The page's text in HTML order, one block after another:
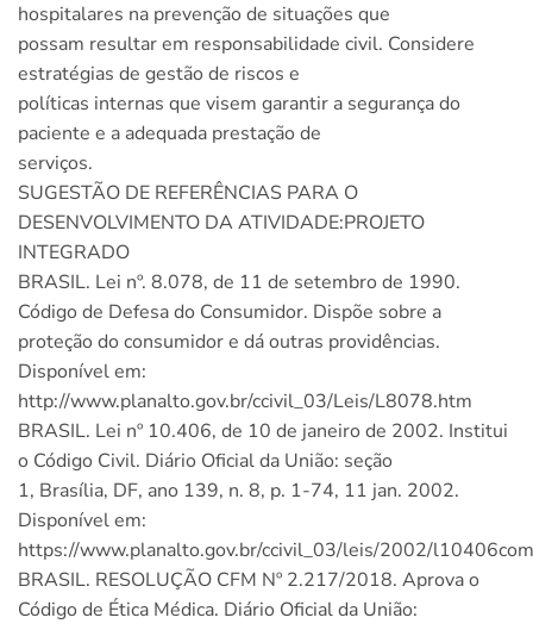
hospitalares na prevenção de situações que
possam resultar em responsabilidade civil. Considere
estratégias de gestão de riscos e
políticas internas que visem garantir a segurança do
paciente e a adequada prestação de
serviços.
SUGESTÃO DE REFERÊNCIAS PARA O
DESENVOLVIMENTO DA ATIVIDADE:PROJETO
INTEGRADO
BRASIL. Lei nº. 8.078, de 11 de setembro de 1990.
Código de Defesa do Consumidor. Dispõe sobre a
proteção do consumidor e dá outras providências.
Disponível em:
http://www.planalto.gov.br/ccivil_03/Leis/L8078.htm
BRASIL. Lei nº 10.406, de 10 de janeiro de 2002. Institui
o Código Civil. Diário Oficial da União: seção
1, Brasília, DF, ano 139, n. 8, p. 1-74, 11 jan. 2002.
Disponível em:
https://www.planalto.gov.br/ccivil_03/leis/2002/
BRASIL. RESOLUÇÃO CFM Nº 2.217/2018. Aprova o
Código de Ética Médica. Diário Oficial da União: